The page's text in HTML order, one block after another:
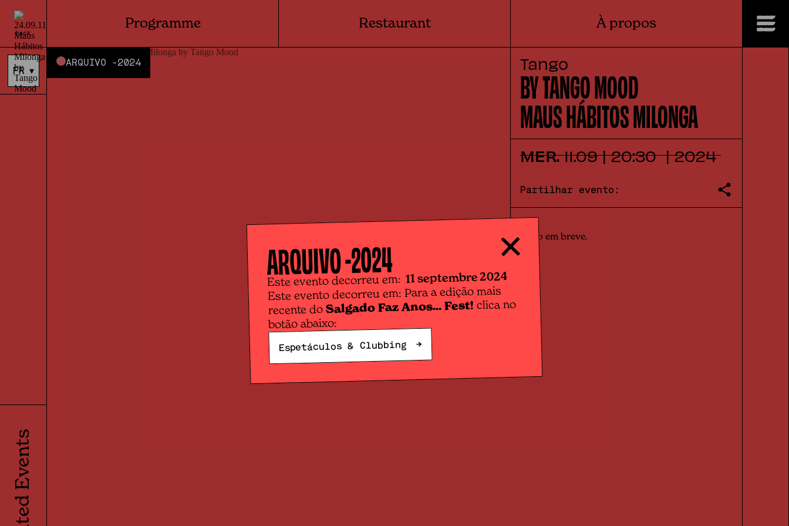
back
Programme Restaurant À propos
FR ▾
ARQUIVO -2024
Related Events
Tango
BY TANGO MOOD
MAUS HÁBITOS MILONGA
MER. 11.09 | 20:30 | 2024
Partilhar evento:
+info em breve.
ARQUIVO -2024
Este evento decorreu em: 11 septembre 2024
Este evento decorreu em: Para a edição mais
recente do Salgado Faz Anos... Fest! clica no
botão abaixo:
Espetáculos & Clubbing →